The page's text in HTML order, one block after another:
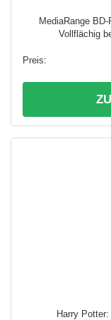
MediaRange
Vollflächig
Harry Potter: